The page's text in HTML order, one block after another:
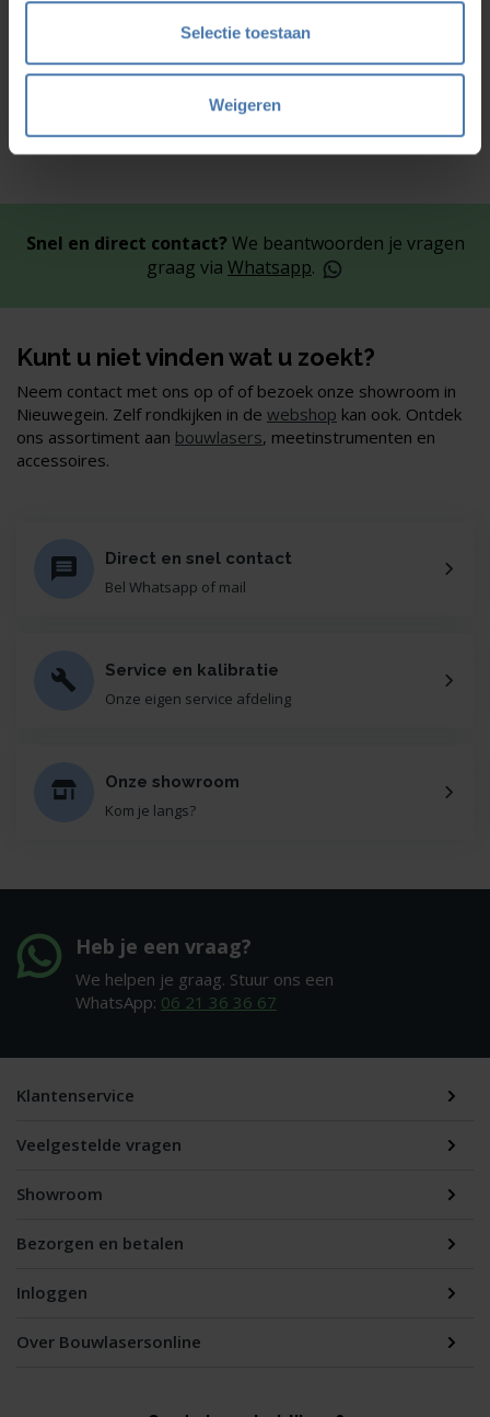
Selectie toestaan
Weigeren
Snel en direct contact? We beantwoorden je vragen
graag via Whatsapp.
Kunt u niet vinden wat u zoekt?
Neem contact met ons op of of bezoek onze showroom in
Nieuwegein. Zelf rondkijken in de webshop kan ook. Ontdek
ons assortiment aan bouwlasers, meetinstrumenten en
accessoires.
Direct en snel contact
Bel Whatsapp of mail
Service en kalibratie
Onze eigen service afdeling
Onze showroom
Kom je langs?
Heb je een vraag?
We helpen je graag. Stuur ons een
WhatsApp: 06 21 36 36 67
Klantenservice
Veelgestelde vragen
Showroom
Bezorgen en betalen
Inloggen
Over Bouwlasersonline